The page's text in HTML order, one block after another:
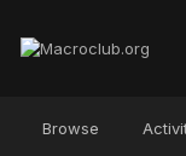
Browse